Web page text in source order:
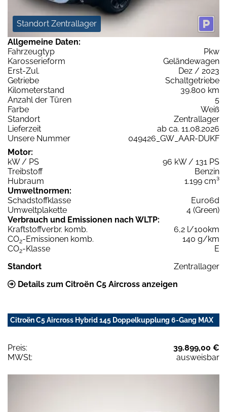
Standort Zentrallager
Allgemeine Daten:
Fahrzeugtyp
Pkw
Karosserieform
Geländewagen
Erst-Zul.
Dez / 2023
Getriebe
Schaltgetriebe
Kilometerstand
39.800 km
Anzahl der Türen
5
Farbe
Weiß
Standort
Zentrallager
Lieferzeit
ab ca. 11.08.2026
Unsere Nummer
049426_GW_AAR-DUKF
Motor:
kW / PS
96 kW / 131 PS
Treibstoff
Benzin
Hubraum
1.199 cm³
Umweltnormen:
Schadstoffklasse
Euro6d
Umweltplakette
4 (Green)
Verbrauch und Emissionen nach WLTP:
Kraftstoffverbr. komb.
6,2 l/100km
CO2-Emissionen komb.
140 g/km
CO2-Klasse
E
Standort
Zentrallager
Details zum Citroën C5 Aircross anzeigen
Citroën C5 Aircross Hybrid 145 Doppelkupplung 6-Gang MAX
Preis:
39.899,00 €
MWSt:
ausweisbar